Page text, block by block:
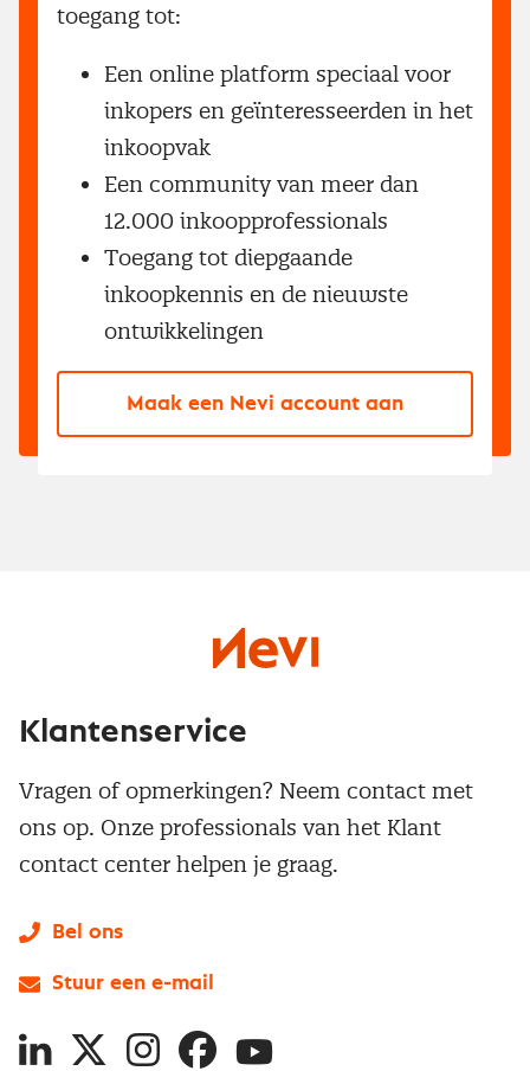
toegang tot:
Een online platform speciaal voor
inkopers en geïnteresseerden in het
inkoopvak
Een community van meer dan
12.000 inkoopprofessionals
Toegang tot diepgaande
inkoopkennis en de nieuwste
ontwikkelingen
Maak een Nevi account aan
Klantenservice
Vragen of opmerkingen? Neem contact met
ons op. Onze professionals van het Klant
contact center helpen je graag.
Bel ons
Stuur een e-mail
LinkedIn
X InstagramFacebookYouTube